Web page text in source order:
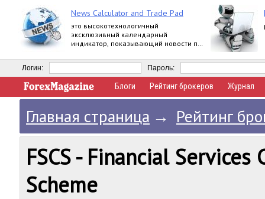
News Calculator and Trade Pad
это высокотехнологичный
эксклюзивный календарный
индикатор, показывающий новости по
многопрофильная торговая панель.
Логин: Пароль:
Блоги Рейтинг брокеров Журнал
Главная страница → Рейтинг
FSCS - Financial Services
Scheme